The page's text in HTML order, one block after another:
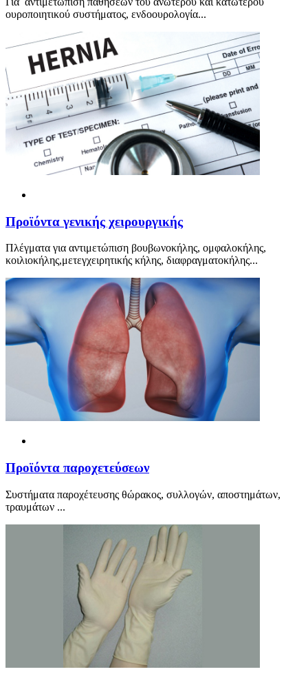
ουροποιητικού συστήματος, ενδοουρολογία...
Προϊόντα γενικής χειρουργικής
Πλέγματα για αντιμετώπιση βουβωνοκήλης, ομφαλοκήλης,
κοιλιοκήλης,μετεγχειρητικής κήλης, διαφραγματοκήλης...
Προϊόντα παροχετεύσεων
Συστήματα παροχέτευσης θώρακος, συλλογών, αποστημάτων,
τραυμάτων ...